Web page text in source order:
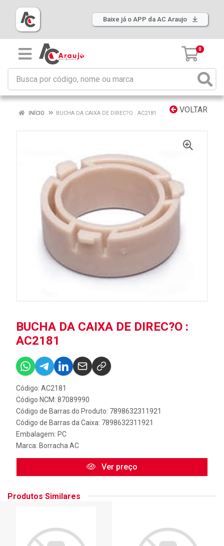
Baixe já o APP da AC Araujo
0
VOLTAR
INÍCIO BUCHA DA CAIXA DE DIREC?O : AC2181
BUCHA DA CAIXA DE DIREC?O :
AC2181
Código: AC2181
Código NCM: 87089990
Código de Barras do Produto: 7898632311921
Código de Barras da Caixa: 7898632311921
Embalagem: PC
Marca: Borracha AC
Ver preço
Produtos Similares